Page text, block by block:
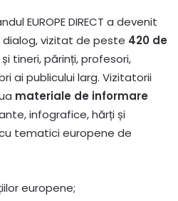
EUROPE DIRECT a devenit
vizitat de peste 420 de
tineri, părinți, profesori,
ai publicului larg. Vizitatorii
materiale de informare
infografice, hărți și
tematici europene de
europene;